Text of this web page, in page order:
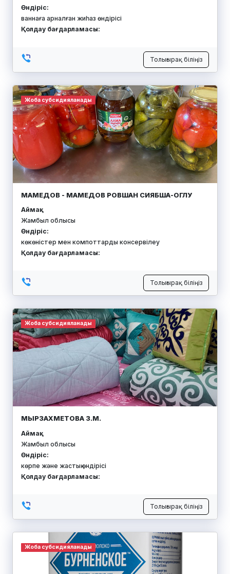
Өндіріс:
ваннаға арналған жиһаз өндірісі
Қолдау бағдарламасы:
Толығырақ біліңіз
Жоба субсидияланады
МАМЕДОВ - МАМЕДОВ РОВШАН СИЯБША-ОГЛУ
Аймақ:
Жамбыл облысы
Өндіріс:
көкөністер мен компоттарды консервілеу
Қолдау бағдарламасы:
Толығырақ біліңіз
Жоба субсидияланады
МЫРЗАХМЕТОВА З.М.
Аймақ:
Жамбыл облысы
Өндіріс:
көрпе және жастық өндірісі
Қолдау бағдарламасы:
Толығырақ біліңіз
Жоба субсидияланады